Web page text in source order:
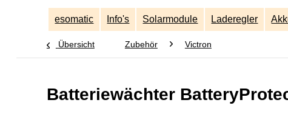
esomatic Info's Solarmodule Laderegler
Übersicht Zubehör Victron
Batteriewächter